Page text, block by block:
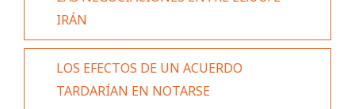
IRÁN
LOS EFECTOS DE UN ACUERDO
TARDARÍAN EN NOTARSE